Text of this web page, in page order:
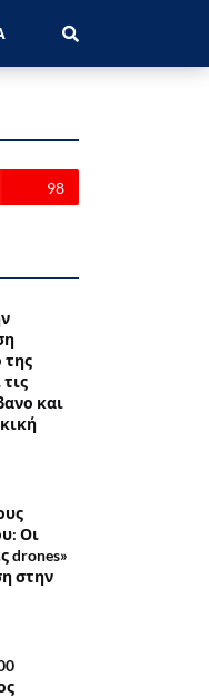
98
της
και
Οι
drones»
στην